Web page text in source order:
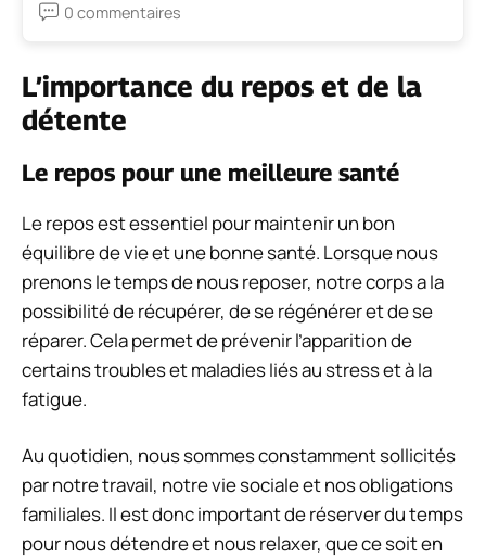
0 commentaires
L’importance du repos et de la
détente
Le repos pour une meilleure santé
Le repos est essentiel pour maintenir un bon
équilibre de vie et une bonne santé. Lorsque nous
prenons le temps de nous reposer, notre corps a la
possibilité de récupérer, de se régénérer et de se
réparer. Cela permet de prévenir l’apparition de
certains troubles et maladies liés au stress et à la
fatigue.
Au quotidien, nous sommes constamment sollicités
par notre travail, notre vie sociale et nos obligations
familiales. Il est donc important de réserver du temps
pour nous détendre et nous relaxer, que ce soit en